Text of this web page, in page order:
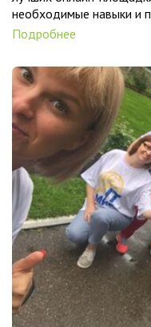
необходимые навыки и
Подробнее